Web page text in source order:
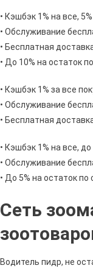
• Кэшбэк 1% на все,
• Обслуживание
• Бесплатная
• До 10% на остаток
• Кэшбэк 1% за все
• Обслуживание
• Бесплатная
• Кэшбэк 1% на все,
• Обслуживание
• До 5% на остаток
Сеть
Водитель пидр, не